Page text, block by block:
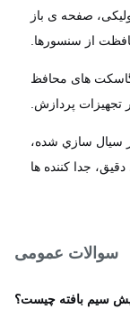
صفحه ی باز
از سنسورها.
های محافظ
سازي شده،
جدا کننده ها
عمومی